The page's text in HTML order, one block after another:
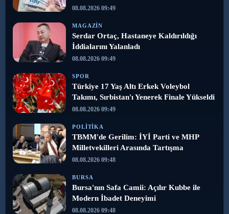
08.08.2026 09:49
MAGAZIN
Serdar Ortaç, Hastaneye Kaldırıldığı
İddialarını Yalanladı
08.08.2026 09:49
SPOR
Türkiye 17 Yaş Altı Erkek Voleybol
Takımı, Sırbistan'ı Yenerek Finale Yükseldi
08.08.2026 09:49
POLITIKA
TBMM'de Gerilim: İYİ Parti ve MHP
Milletvekilleri Arasında Tartışma
08.08.2026 09:48
BURSA
Bursa'nın Safa Camii: Açılır Kubbe ile
Modern İbadet Deneyimi
08.08.2026 09:48